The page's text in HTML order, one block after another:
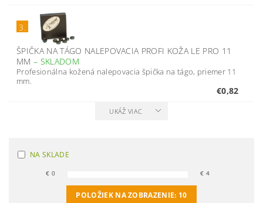
3.
ŠPIČKA NA TÁGO NALEPOVACIA PROFI KOŽA LE PRO 11
MM– SKLADOM
Profesionálna kožená nalepovacia špička na tágo, priemer 11
mm.
€0,82
UKÁŽ VIAC
NA SKLADE
€0 € 4
POLOŽIEK NA ZOBRAZENIE: 10